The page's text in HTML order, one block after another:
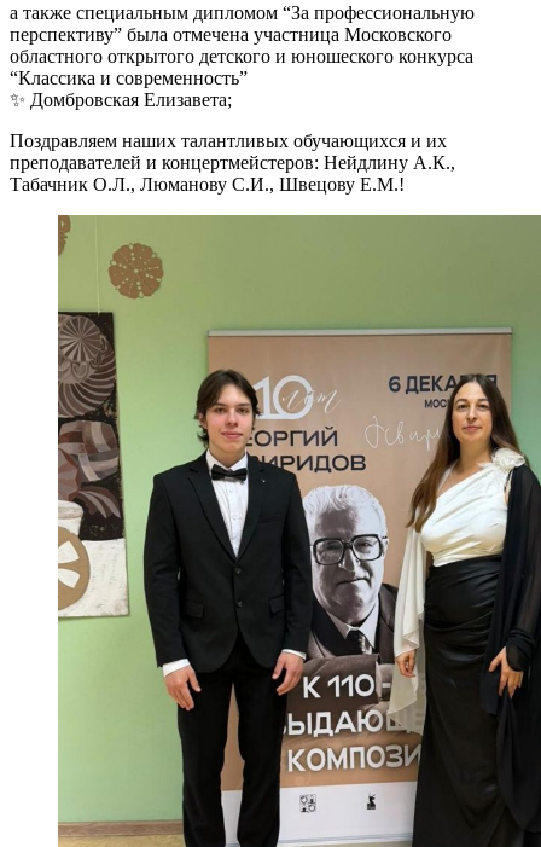
а также специальным дипломом “За профессиональную
перспективу” была отмечена участница Московского
областного открытого детского и юношеского конкурса
“Классика и современность”
✨ Домбровская Елизавета;
Поздравляем наших талантливых обучающихся и их
преподавателей и концертмейстеров: Нейдлину А.К.,
Табачник О.Л., Люманову С.И., Швецову Е.М.!